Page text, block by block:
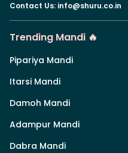
Contact Us: info@shuru.co.in
Trending Mandi 🔥
Pipariya Mandi
Itarsi Mandi
Damoh Mandi
Adampur Mandi
Dabra Mandi